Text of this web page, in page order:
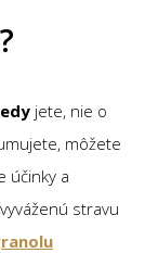
jete, nie o
môžete
účinky a
stravu